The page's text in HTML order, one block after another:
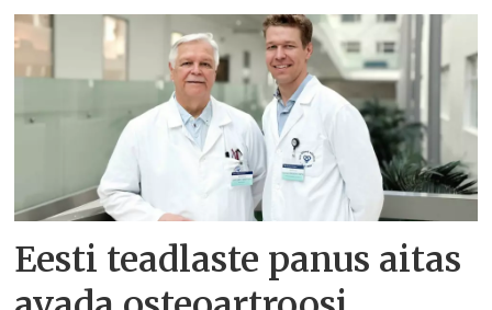
Eesti teadlaste panus aitas